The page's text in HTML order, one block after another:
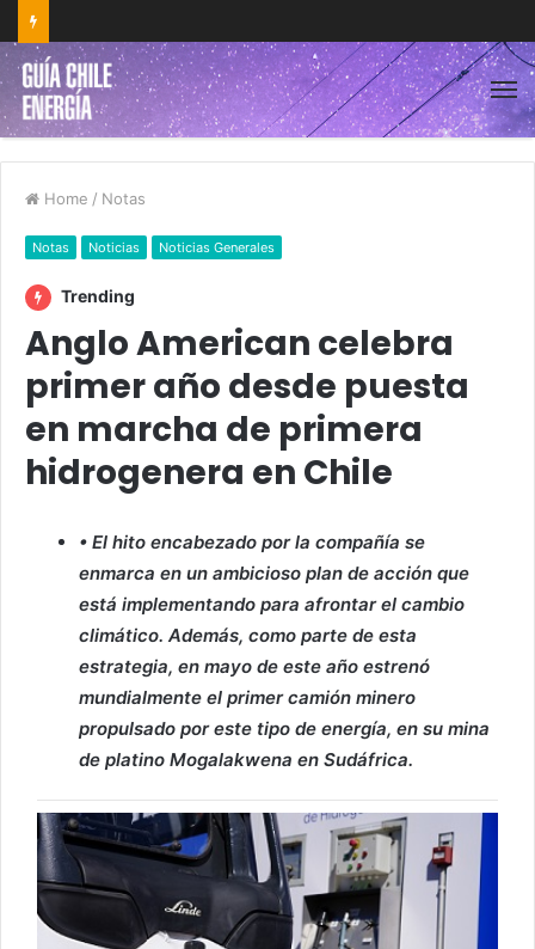
Home / Notas
Notas Noticias Noticias Generales
Trending
Anglo American celebra
primer año desde puesta
en marcha de primera
hidrogenera en Chile
• El hito encabezado por la compañía se
enmarca en un ambicioso plan de acción que
está implementando para afrontar el cambio
climático. Además, como parte de esta
estrategia, en mayo de este año estrenó
mundialmente el primer camión minero
propulsado por este tipo de energía, en su mina
de platino Mogalakwena en Sudáfrica.